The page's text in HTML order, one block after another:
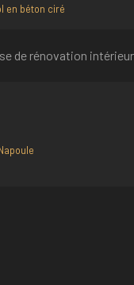
en béton ciré
de rénovation